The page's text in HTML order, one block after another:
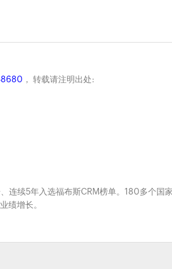
， 转载请注明出处:
连续5年入选福布斯CRM榜单。180多个国
绩增长。